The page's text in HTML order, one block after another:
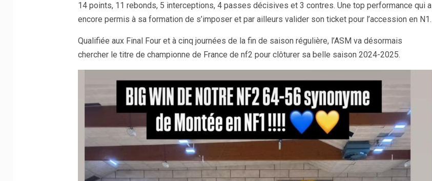
14 points, 11 rebonds, 5 interceptions, 4 passes décisives et 3 contres. Une top performance qui a
encore permis à sa formation de s’imposer et par ailleurs valider son ticket pour l’accession en N1.
Qualifiée aux Final Four et à cinq journées de la fin de saison régulière, l’ASM va désormais
chercher le titre de championne de France de nf2 pour clôturer sa belle saison 2024-2025.